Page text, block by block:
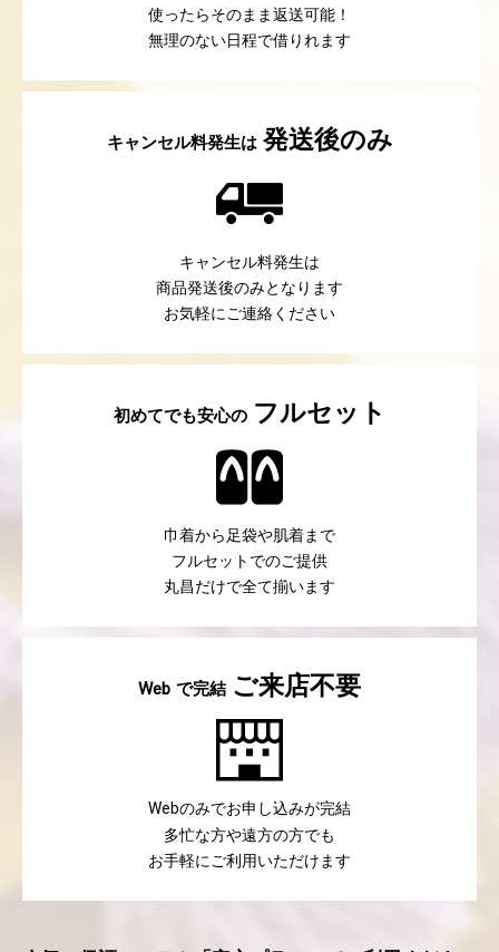
使ったらそのまま返送可能！
無理のない日程で借りれます
キャンセル料発生は 発送後のみ
キャンセル料発生は
商品発送後のみとなります
お気軽にご連絡ください
初めてでも安心の フルセット
巾着から足袋や肌着まで
フルセットでのご提供
丸昌だけで全て揃います
Web で完結 ご来店不要
Webのみでお申し込みが完結
多忙な方や遠方の方でも
お手軽にご利用いただけます